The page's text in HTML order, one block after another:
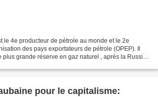
le 4e producteur de pétrole au monde et le 2e
des pays exportateurs de pétrole (OPEP). Il
plus grande réserve en gaz naturel , après la Russie,
pour le capitalisme: